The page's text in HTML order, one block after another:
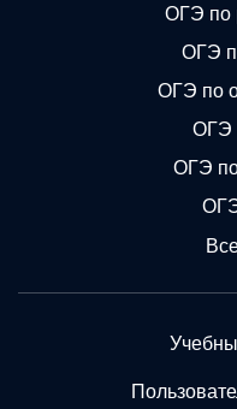
ОГЭ по
ОГЭ
ОГЭ по
ОГЭ
ОГЭ